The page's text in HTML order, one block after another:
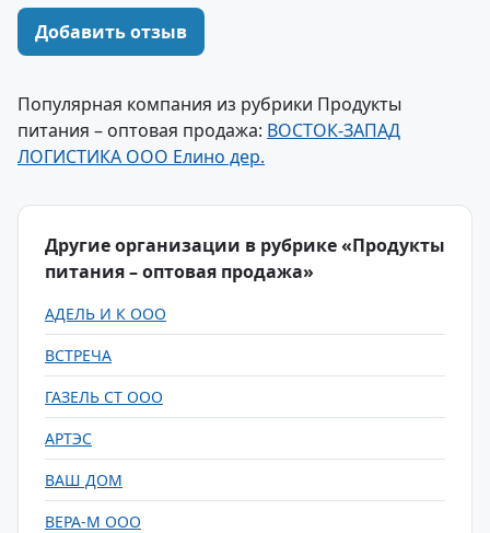
Добавить отзыв
Популярная компания из рубрики Продукты
питания – оптовая продажа: ВОСТОК-ЗАПАД
ЛОГИСТИКА ООО Елино дер.
Другие организации в рубрике «Продукты
питания – оптовая продажа»
АДЕЛЬ И К ООО
ВСТРЕЧА
ГАЗЕЛЬ СТ ООО
АРТЭС
ВАШ ДОМ
ВЕРА-М ООО